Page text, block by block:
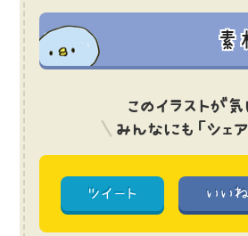
素
このイラストが
みんなにも「シェ
ツイート いい